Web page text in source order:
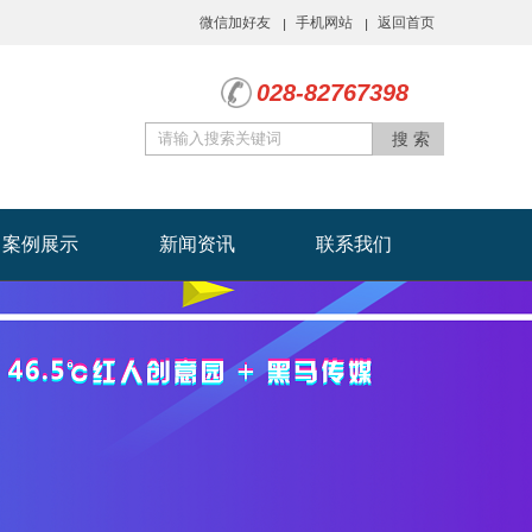
微信加好友 手机网站 返回首页
028-82767398
搜 索
案例展示 新闻资讯 联系我们